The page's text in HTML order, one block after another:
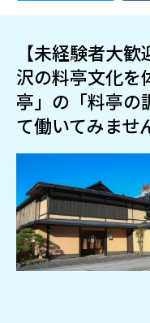
【未経験者大
沢の料亭文化を
亭」の「料亭の
て働いてみませ